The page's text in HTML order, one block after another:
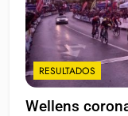
RESULTADOS
Wellens